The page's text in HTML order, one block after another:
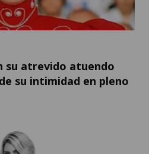
su atrevido atuendo
su intimidad en pleno